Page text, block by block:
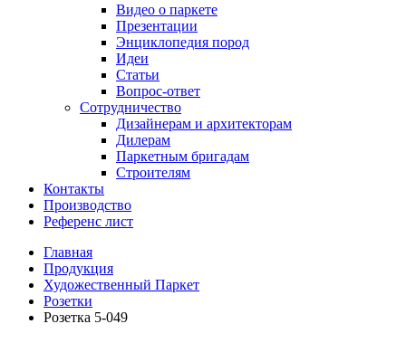
Видео о паркете
Презентации
Энциклопедия пород
Идеи
Статьи
Вопрос-ответ
Сотрудничество
Дизайнерам и архитекторам
Дилерам
Паркетным бригадам
Строителям
Контакты
Производство
Референс лист
Главная
Продукция
Художественный Паркет
Розетки
Розетка 5-049